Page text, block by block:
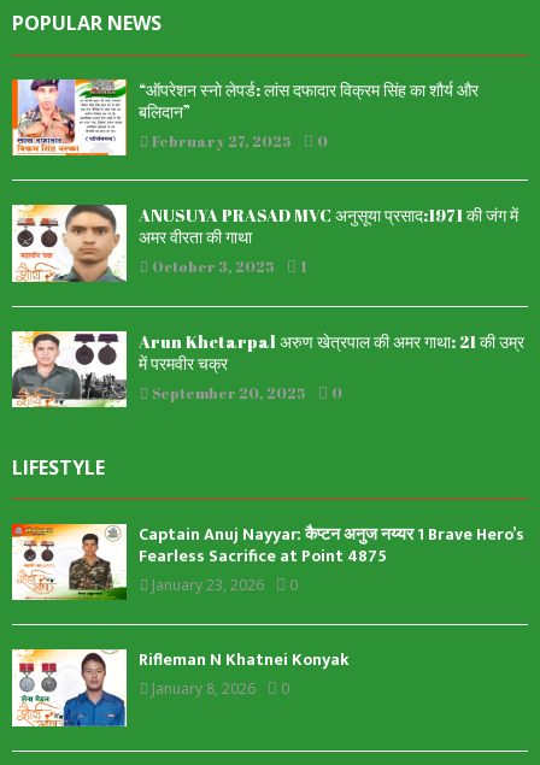
POPULAR NEWS
“ऑपरेशन स्नो लेपर्ड: लांस दफादार विक्रम सिंह का शौर्य और
बलिदान”
February 27, 2025 0
ANUSUYA PRASAD MVC अनुसूया प्रसाद:1971 की जंग में
अमर वीरता की गाथा
October 3, 2025 1
Arun Khetarpal अरुण खेत्रपाल की अमर गाथा: 21 की उम्र
में परमवीर चक्र
September 20, 2025 0
LIFESTYLE
Captain Anuj Nayyar: कैप्टन अनुज नय्यर 1 Brave Hero’s
Fearless Sacrifice at Point 4875
January 23, 2026 0
Rifleman N Khatnei Konyak
January 8, 2026 0